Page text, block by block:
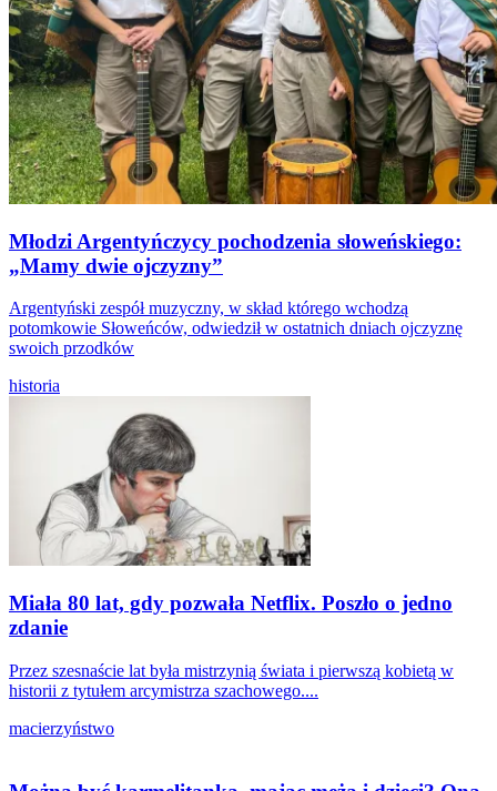
Młodzi Argentyńczycy pochodzenia słoweńskiego:
„Mamy dwie ojczyzny”
Argentyński zespół muzyczny, w skład którego wchodzą
potomkowie Słoweńców, odwiedził w ostatnich dniach ojczyznę
swoich przodków
historia
Miała 80 lat, gdy pozwała Netflix. Poszło o jedno
zdanie
Przez szesnaście lat była mistrzynią świata i pierwszą kobietą w
historii z tytułem arcymistrza szachowego....
macierzyństwo